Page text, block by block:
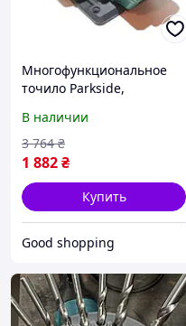
Многофункциональное
точило Parkside,
заточки сверл,
Многофункциональный
точильный станок, XMU
В наличии
1 882₴
3 764 ₴
Купить
Good shopping